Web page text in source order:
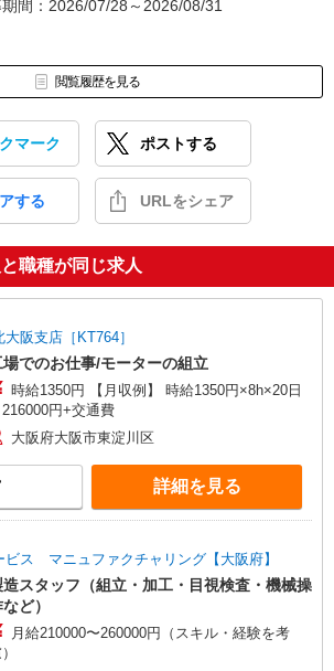
間：2026/07/28～2026/08/31
閲覧履歴を見る
マーク ポストする
する URLをシェア
職種が同じ求人
阪支店［KT764］
場でのお仕事/モーターの組立
時給1350円 【月収例】 時給1350円×8h×20日
216000円+交通費
大阪府大阪市東淀川区
詳細を見る
ビス マニュファクチャリング【大阪府】
造スタッフ（組立・加工・目視検査・機械操
ど）
月給210000〜260000円（スキル・経験を考